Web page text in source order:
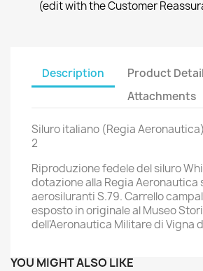
(edit with the Customer
Description
Product
Attachments
Siluro italiano (Regia
2
Riproduzione fedele del siluro
dotazione alla Regia Aeronautica
aerosiluranti S.79. Carrello
esposto in originale al Museo
dell'Aeronautica Militare di Vigna
YOU MIGHT ALSO LIKE